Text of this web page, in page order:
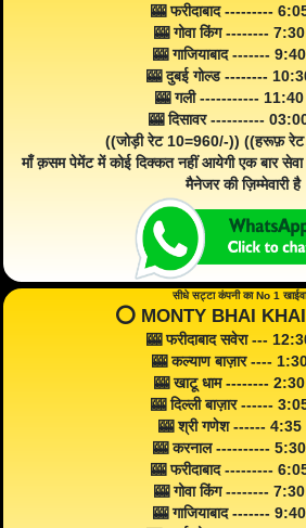
🎰 फरीदाबाद ---------
🎰 गोवा किंग --------
🎰 गाजियाबाद -------
🎰 दुबई गोल्ड --------
🎰 गली ----------- 11:40
🎰 दिसावर ----------
((जोड़ी रेट 10=960/-)) ((हरूफ़
माँ क़सम पेमेंट में कोई दिक्कत नहीं आयेगी एक बार
मैनेजर की ज़िम्मेवारी है
सीधे सट्टा कंपनी का No 1
⭕️ MONTY BHAI
🎰 फरीदाबाद सवेरा ---
🎰 कल्याण बाज़ार ----
🎰 खाटू धाम --------
🎰 दिल्ली बाज़ार ------
🎰 श्री गणेश ------ 4:35
🎰 करनाल ----------
🎰 फरीदाबाद ---------
🎰 गोवा किंग --------
🎰 गाजियाबाद -------